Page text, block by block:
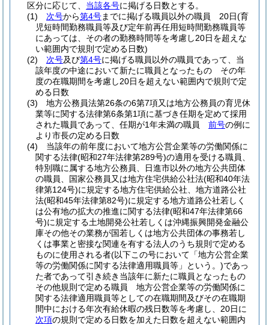
区分に応じて、 当該各号に掲げる日数とする。
(1)
次号から第4号までに掲げる職員以外の職員 20日(育
児短時間勤務職員等及び定年前再任用短時間勤務職員等
にあっては、その者の勤務時間等を考慮し20日を超えな
い範囲内で規則で定める日数)
(2)
次号及び第4号に掲げる職員以外の職員であって、当
該年度の中途において新たに職員となったもの その年
度の在職期間を考慮し20日を超えない範囲内で規則で定
める日数
(3)
地方公務員法第26条の6第7項又は地方公務員の育児休
業等に関する法律第6条第1項に基づき任期を定めて採用
された職員であって、任期が1年未満の職員 前号の例に
より市長の定める日数
(4)
当該年の前年度において地方公営企業等の労働関係に
関する法律(昭和27年法律第289号)の適用を受ける職員、
特別職に属する地方公務員、日進市以外の地方公共団体
の職員、国家公務員又は地方住宅供給公社法(昭和40年法
律第124号)に規定する地方住宅供給公社、地方道路公社
法(昭和45年法律第82号)に規定する地方道路公社若しく
は公有地の拡大の推進に関する法律(昭和47年法律第66
号)に規定する土地開発公社若しくは沖縄振興開発金融公
庫その他その業務が国若しくは地方公共団体の事務若し
くは事業と密接な関連を有する法人のうち規則で定める
ものに使用される者(以下この号において「地方公営企業
等の労働関係に関する法律適用職員等」という。)であっ
た者であって引き続き当該年に新たに職員となったもの
その他規則で定める職員 地方公営企業等の労働関係に
関する法律適用職員等としての在職期間及びその在職期
間中における年次有給休暇の残日数等を考慮し、20日に
次項の規則で定める日数を加えた日数を超えない範囲内